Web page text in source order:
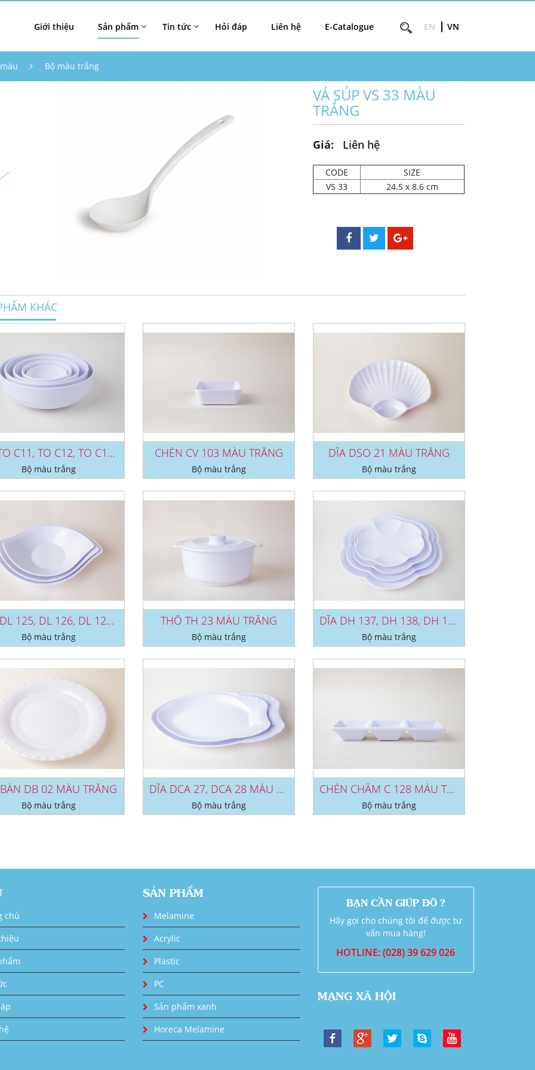
Giới thiệu Sản phẩm Tin tức Hỏi đáp Liên hệ E-Catalogue EN VN
Bộ màu trắng
VÁ SÚP VS 33 MÀU
TRẮNG
Giá: Liên hệ
CODE
SIZE
VS 33
24.5 x 8.6 cm
KHÁC
BỘ TO C11, TO C12, TO C13, TO...
Bộ màu trắng
CHÉN CV 103 MÀU TRẮNG
Bộ màu trắng
DĨA DSO 21 MÀU TRẮNG
Bộ màu trắng
DĨA DL 125, DL 126, DL 127 MÀU...
Bộ màu trắng
THỐ TH 23 MÀU TRẮNG
Bộ màu trắng
DĨA DH 137, DH 138, DH 139, DH...
Bộ màu trắng
DB 02 MÀU TRẮNG
Bộ màu trắng
DĨA DCA 27, DCA 28 MÀU TRẮNG
Bộ màu trắng
CHÉN CHẤM C 128 MÀU TRẮNG
Bộ màu trắng
chủ
SẢN PHẨM
Melamine
Acrylic
Plastic
PC
Sản phẩm xanh
Horeca Melamine
BẠN CẦN GIÚP ĐỠ ?
Hãy gọi cho chúng tôi để được tư
vấn mua hàng!
HOTLINE: (028) 39 629 026
MẠNG XÃ HỘI